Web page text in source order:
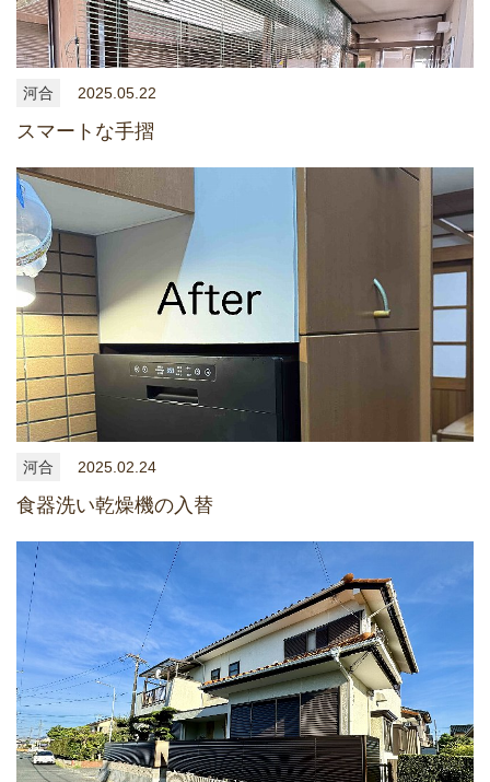
河合 2025.05.22
スマートな手摺
河合 2025.02.24
食器洗い乾燥機の入替